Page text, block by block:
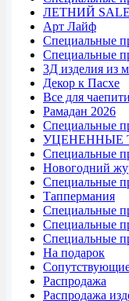
ЛЕТНИЙ SALE
Арт Лайф
Специальные
Специальные
3Д изделия из
Декор к Пасхе
Все для
Рамадан 2026
Специальные
УЦЕНЕННЫЕ
Специальные
Новогодний
Специальные
Таппермания
Специальные
Специальные
Специальные
На подарок
Распродажа
Распродажа